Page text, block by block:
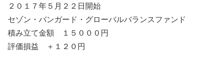
２０１７年５月２２日開始
セゾン・バンガード・グローバルバランスファンド
積み立て金額 １５０００円
評価損益 ＋１２０円